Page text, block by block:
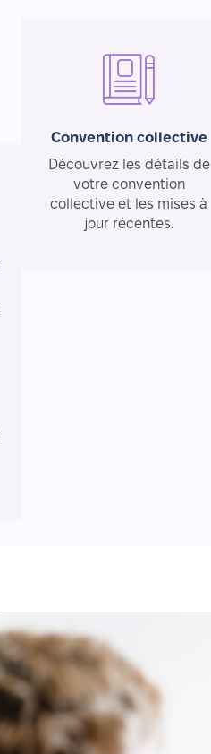
Convention collective
Découvrez les détails de
votre convention
collective et les mises à
jour récentes.